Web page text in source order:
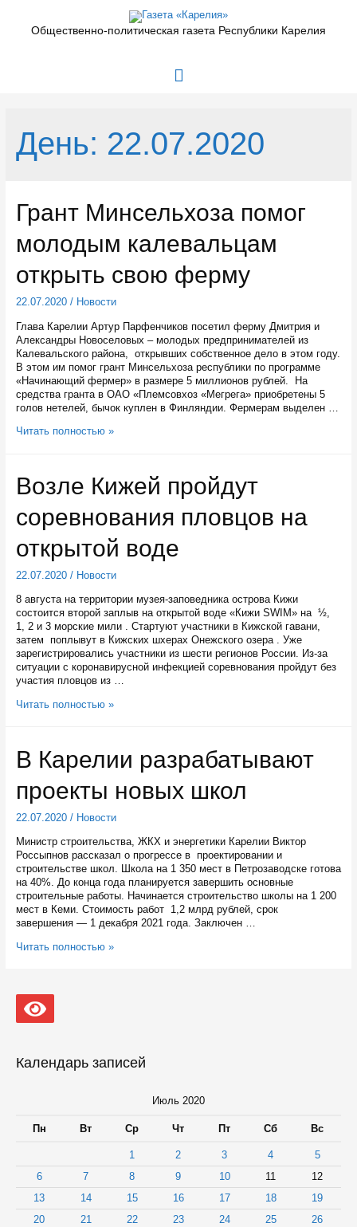
содержимомуОбщественно-политическая газета Республики Карелия
Главное
День: 22.07.2020
Грант Минсельхоза помог
молодым калевальцам
открыть свою ферму
22.07.2020/ Новости
Глава Карелии Артур Парфенчиков посетил ферму Дмитрия и
Александры Новоселовых – молодых предпринимателей из
Калевальского района, открывших собственное дело в этом году.
В этом им помог грант Минсельхоза республики по программе
«Начинающий фермер» в размере 5 миллионов рублей. На
средства гранта в ОАО «Племсовхоз «Мегрега» приобретены 5
голов нетелей, бычок куплен в Финляндии. Фермерам выделен …
Грант
калевальцам
открыть
свою
ферму
Читать полностью »
Возле Кижей пройдут
соревнования пловцов на
открытой воде
22.07.2020/ Новости
8 августа на территории музея-заповедника острова Кижи
состоится второй заплыв на открытой воде «Кижи SWIM» на ½,
1, 2 и 3 морские мили . Стартуют участники в Кижской гавани,
затем поплывут в Кижских шхерах Онежского озера . Уже
зарегистрировались участники из шести регионов России. Из-за
ситуации с коронавирусной инфекцией соревнования пройдут без
участия пловцов из …
Возле
пловцов
на
открытой
воде
Читать полностью »
В Карелии разрабатывают
проекты новых школ
22.07.2020/ Новости
Министр строительства, ЖКХ и энергетики Карелии Виктор
Россыпнов рассказал о прогрессе в проектировании и
строительстве школ. Школа на 1 350 мест в Петрозаводске готова
на 40%. До конца года планируется завершить основные
строительные работы. Начинается строительство школы на 1 200
мест в Кеми. Стоимость работ 1,2 млрд рублей, срок
завершения — 1 декабря 2021 года. Заключен …
В
новых
школ
Читать полностью »
Календарь записей
Июль 2020
Пн Вт Ср Чт Пт Сб Вс
1 2 3 4
5
6
7 8 9 10 11
12
13
14 15 16 17 18
19
20
21 22 23 24 25
26